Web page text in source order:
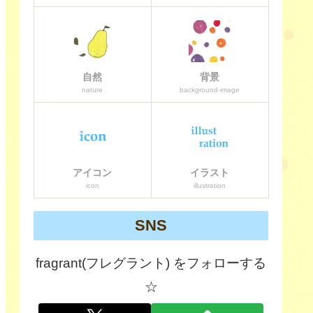
自然
nature
背景
background-image
アイコン
icon
イラスト
illustration
SNS
fragrant(フレグラント) をフォローする
☆